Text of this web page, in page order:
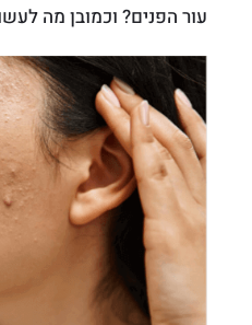
עור הפנים? וכמובן מה